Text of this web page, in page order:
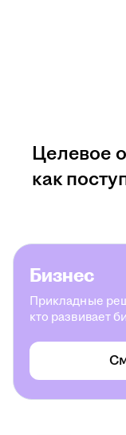
Целевое
как
Бизнес
Прикладные
кто развивает